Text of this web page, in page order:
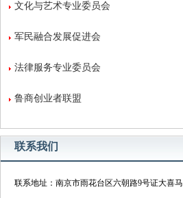
文化与艺术专业委员会
军民融合发展促进会
法律服务专业委员会
鲁商创业者联盟
联系我们
联系地址：南京市雨花台区六朝路9号证大喜马